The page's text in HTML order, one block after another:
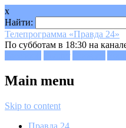
x
Найти:
Телепрограмма «Правда 24»
По субботам в 18:30 на
Main menu
Skip to content
Правда 24